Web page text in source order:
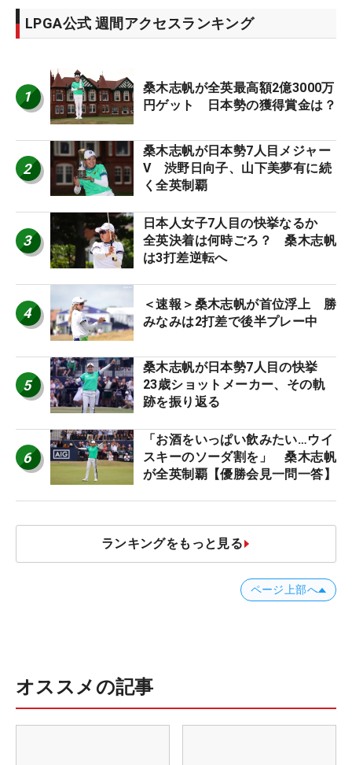
LPGA公式 週間アクセスランキング
1
桑木志帆が全英最高額2億3000万
円ゲット 日本勢の獲得賞金は？
2
桑木志帆が日本勢7人目メジャー
V 渋野日向子、山下美夢有に続
く全英制覇
3
日本人女子7人目の快挙なるか
全英決着は何時ごろ？ 桑木志帆
は3打差逆転へ
4
＜速報＞桑木志帆が首位浮上 勝
みなみは2打差で後半プレー中
5
桑木志帆が日本勢7人目の快挙
23歳ショットメーカー、その軌
跡を振り返る
6
「お酒をいっぱい飲みたい…ウイ
スキーのソーダ割を」 桑木志帆
が全英制覇【優勝会見一問一答】
ランキングをもっと見る
ページ上部へ
オススメの記事